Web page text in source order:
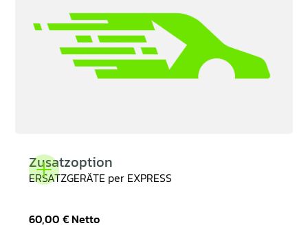
Zusatzoption
ERSATZGERÄTE per EXPRESS
60,00 €Netto